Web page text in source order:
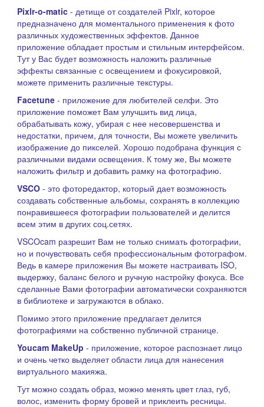
Pixlr-o-matic - детище от создателей Pixlr, которое
предназначено для моментального применения к фото
различных художественных эффектов. Данное
приложение обладает простым и стильным интерфейсом.
Тут у Вас будет возможность наложить различные
эффекты связанные с освещением и фокусировкой,
можете применить различные текстуры.
Facetune - приложение для любителей селфи. Это
приложение поможет Вам улучшить вид лица,
обрабатывать кожу, убирая с нее несовершенства и
недостатки, причем, для точности, Вы можете увеличить
изображение до пикселей. Хорошо подобрана функция с
различными видами освещения. К тому же, Вы можете
наложить фильтр и добавить рамку на фотографию.
VSCO - это фоторедактор, который дает возможность
создавать собственные альбомы, сохранять в коллекцию
понравившееся фотографии пользователей и делится
всем этим в других соц.сетях.
VSCOcam разрешит Вам не только снимать фотографии,
но и почувствовать себя профессиональным фотографом.
Ведь в камере приложения Вы можете настраивать ISO,
выдержку, баланс белого и ручную настройку фокуса. Все
сделанные Вами фотографии автоматически сохраняются
в библиотеке и загружаются в облако.
Помимо этого приложение предлагает делится
фотографиями на собственно публичной странице.
Youcam MakeUp - приложение, которое распознает лицо
и очень четко выделяет области лица для нанесения
виртуального макияжа.
Тут можно создать образ, можно менять цвет глаз, губ,
волос, изменить форму бровей и приклеить ресницы.